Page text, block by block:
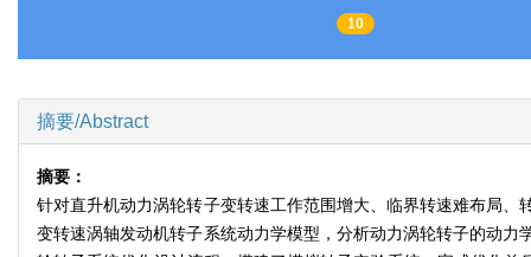
10
摘要/Abstract
摘要：
针对直升机动力涡轮转子变转速工作范围增大、临界转速难布局
变转速涡轴发动机转子系统动力学模型，分析动力涡轮转子的动